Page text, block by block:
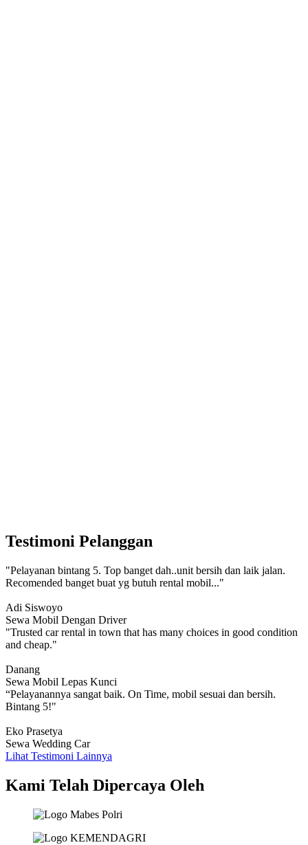
Testimoni Pelanggan
"Pelayanan bintang 5. Top banget dah..unit bersih dan laik jalan.
Recomended banget buat yg butuh rental mobil..."
Adi Siswoyo
Sewa Mobil Dengan Driver
"Trusted car rental in town that has many choices in good condition
and cheap."
Danang
Sewa Mobil Lepas Kunci
“Pelayanannya sangat baik. On Time, mobil sesuai dan bersih.
Bintang 5!"
Eko Prasetya
Sewa Wedding Car
Lihat Testimoni Lainnya
Kami Telah Dipercaya Oleh